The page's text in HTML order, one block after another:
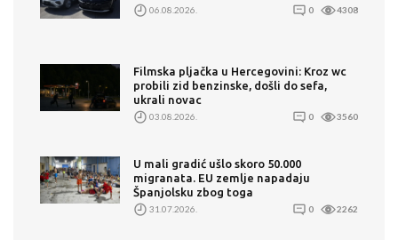
06.08.2026. 0 4308
Filmska pljačka u Hercegovini: Kroz wc
probili zid benzinske, došli do sefa,
ukrali novac
03.08.2026. 0 3560
U mali gradić ušlo skoro 50.000
migranata. EU zemlje napadaju
Španjolsku zbog toga
31.07.2026. 0 2262